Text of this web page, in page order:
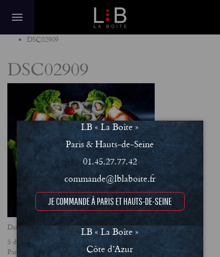
DSC02909
DSC02909
Date
5 décembre 2024
Partager
LB « La Boîte »
Paris & Hauts-de-Seine
01.45.27.77.42
commande@lblaboite.fr
JE COMMANDE À PARIS ET HAUTS-DE-SEINE
LB « La Boîte »
Côte d’Azur